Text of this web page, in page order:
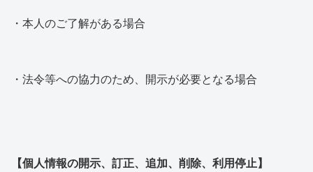
・本人のご了解がある場合
・法令等への協力のため、開示が必要となる場合
【個人情報の開示、訂正、追加、削除、利用停止】